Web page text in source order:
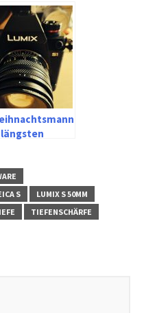
Fotos
S
LUMIX S 50MM
TIEFENSCHÄRFE